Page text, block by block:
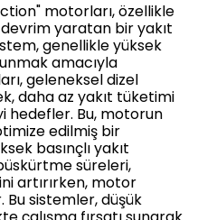
motorları, özellikle
yaratan bir yakıt
genellikle yüksek
amacıyla
geleneksel dizel
daha az yakıt tüketimi
hedefler. Bu, motorun
edilmiş bir
basınçlı yakıt
süreleri,
artırırken, motor
Bu sistemler, düşük